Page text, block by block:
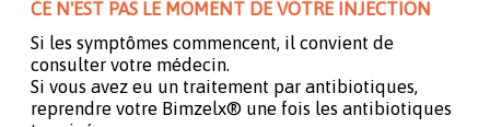
CE N'EST PAS LE MOMENT DE VOTRE INJECTION
Si les symptômes commencent, il convient de
consulter votre médecin.
Si vous avez eu un traitement par antibiotiques,
reprendre votre Bimzelx® une fois les antibiotiques